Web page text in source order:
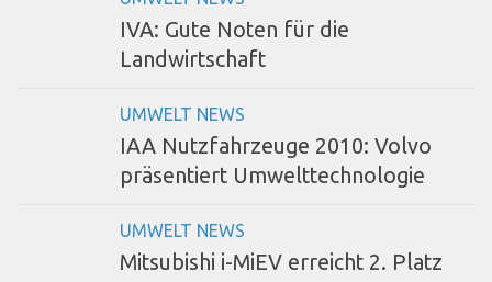
IVA: Gute Noten für die
Landwirtschaft
UMWELT NEWS
IAA Nutzfahrzeuge 2010: Volvo
präsentiert Umwelttechnologie
UMWELT NEWS
Mitsubishi i-MiEV erreicht 2. Platz